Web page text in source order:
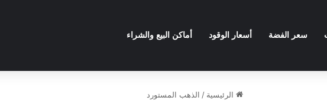
سعر الفضة أسعار الوقود أماكن البيع والشراء
الرئيسية / الذهب المستورد